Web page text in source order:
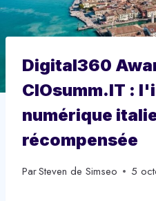
Digital360
CIOsumm.IT :
numérique
récompensée
ParSteven de Simseo 5